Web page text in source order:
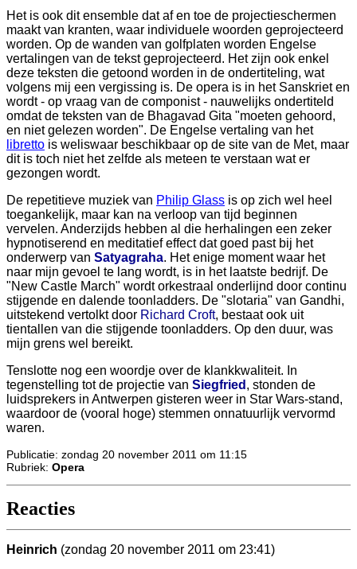
Het is ook dit ensemble dat af en toe de projectieschermen
maakt van kranten, waar individuele woorden geprojecteerd
worden. Op de wanden van golfplaten worden Engelse
vertalingen van de tekst geprojecteerd. Het zijn ook enkel
deze teksten die getoond worden in de ondertiteling, wat
volgens mij een vergissing is. De opera is in het Sanskriet en
wordt - op vraag van de componist - nauwelijks ondertiteld
omdat de teksten van de Bhagavad Gita "moeten gehoord,
en niet gelezen worden". De Engelse vertaling van het
libretto is weliswaar beschikbaar op de site van de Met, maar
dit is toch niet het zelfde als meteen te verstaan wat er
gezongen wordt.
De repetitieve muziek van Philip Glass is op zich wel heel
toegankelijk, maar kan na verloop van tijd beginnen
vervelen. Anderzijds hebben al die herhalingen een zeker
hypnotiserend en meditatief effect dat goed past bij het
onderwerp van Satyagraha. Het enige moment waar het
naar mijn gevoel te lang wordt, is in het laatste bedrijf. De
"New Castle March" wordt orkestraal onderlijnd door continu
stijgende en dalende toonladders. De "slotaria" van Gandhi,
uitstekend vertolkt door Richard Croft, bestaat ook uit
tientallen van die stijgende toonladders. Op den duur, was
mijn grens wel bereikt.
Tenslotte nog een woordje over de klankkwaliteit. In
tegenstelling tot de projectie van Siegfried , stonden de
luidsprekers in Antwerpen gisteren weer in Star Wars-stand,
waardoor de (vooral hoge) stemmen onnatuurlijk vervormd
waren.
Publicatie: zondag 20 november 2011 om 11:15
Rubriek: Opera
Reacties
Heinrich (zondag 20 november 2011 om 23:41)